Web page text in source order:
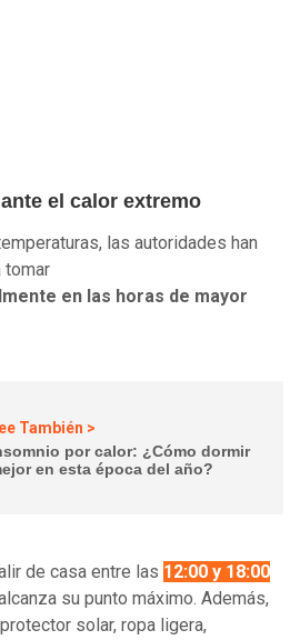
el calor extremo
las autoridades han
tomar
en las horas de mayor
También >
por calor: ¿Cómo dormir
en esta época del año?
de casa entre las 12:00 y 18:00
su punto máximo. Además,
solar, ropa ligera,